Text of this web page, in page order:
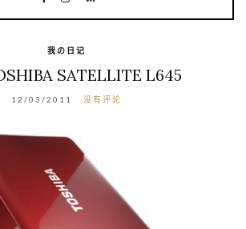
我の日记
SATELLITE L645
12/03/2011 没有评论